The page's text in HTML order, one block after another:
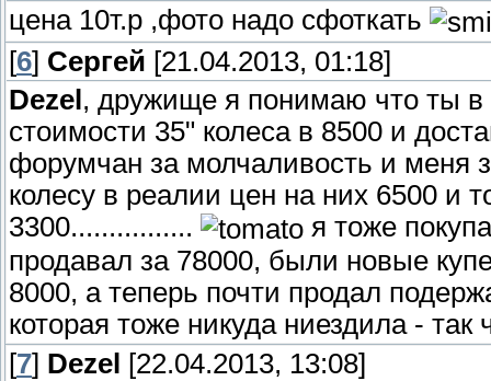
цена 10т.р ,фото надо сфоткать
[6] Сергей [21.04.2013, 01:18]
Dezel , дружище я понимаю что ты в
стоимости 35" колеса в 8500 и
форумчан за молчаливость и меня
колесу в реалии цен на них 6500 и
3300................
я тоже
продавал за 78000, были новые
8000, а теперь почти продал
которая тоже никуда ниездила -
[7] Dezel
[22.04.2013, 13:08]